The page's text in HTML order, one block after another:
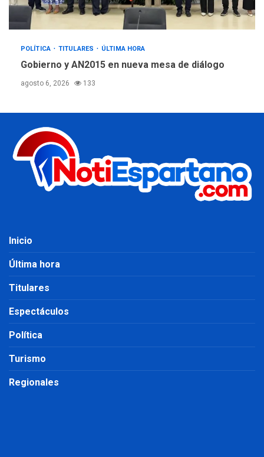
POLÍTICA TITULARES ÚLTIMA HORA
Gobierno y AN2015 en nueva mesa de diálogo
agosto 6, 2026 133
Inicio
Última hora
Titulares
Espectáculos
Política
Turismo
Regionales